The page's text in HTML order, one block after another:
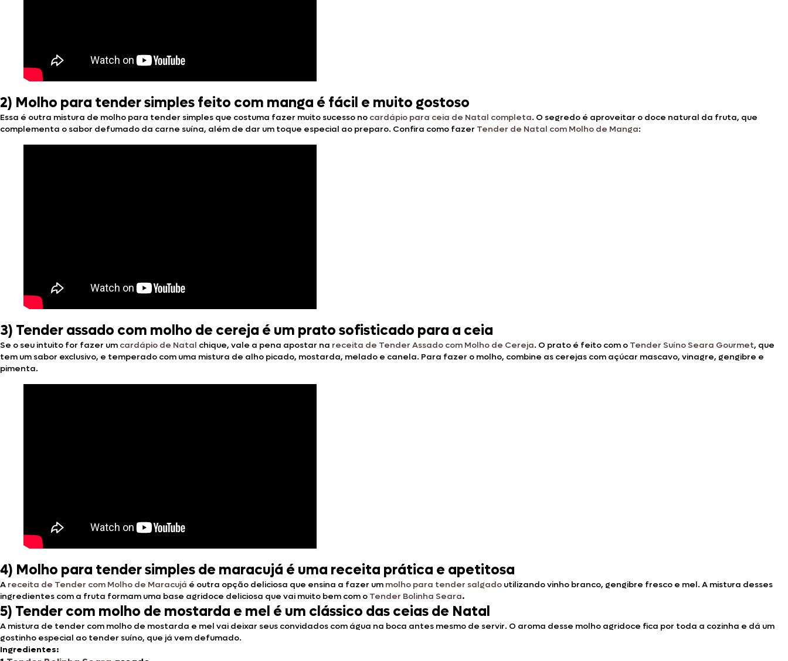
2) Molho para tender simples feito com manga é fácil e muito gostoso
Essa é outra mistura de molho para tender simples que costuma fazer muito sucesso no cardápio para ceia de Natal completa. O segredo é aproveitar o doce natural da fruta, que
complementa o sabor defumado da carne suína, além de dar um toque especial ao preparo. Confira como fazer Tender de Natal com Molho de Manga:
3) Tender assado com molho de cereja é um prato sofisticado para a ceia
Se o seu intuito for fazer um cardápio de Natal chique, vale a pena apostar na receita de Tender Assado com Molho de Cereja. O prato é feito com o Tender Suíno Seara Gourmet, que
tem um sabor exclusivo, e temperado com uma mistura de alho picado, mostarda, melado e canela. Para fazer o molho, combine as cerejas com açúcar mascavo, vinagre, gengibre e
pimenta.
4) Molho para tender simples de maracujá é uma receita prática e apetitosa
A receita de Tender com Molho de Maracujá é outra opção deliciosa que ensina a fazer um molho para tender salgado utilizando vinho branco, gengibre fresco e mel. A mistura desses
ingredientes com a fruta formam uma base agridoce deliciosa que vai muito bem com o Tender Bolinha Seara.
5) Tender com molho de mostarda e mel é um clássico das ceias de Natal
A mistura de tender com molho de mostarda e mel vai deixar seus convidados com água na boca antes mesmo de servir. O aroma desse molho agridoce fica por toda a cozinha e dá um
gostinho especial ao tender suíno, que já vem defumado.
Ingredientes: